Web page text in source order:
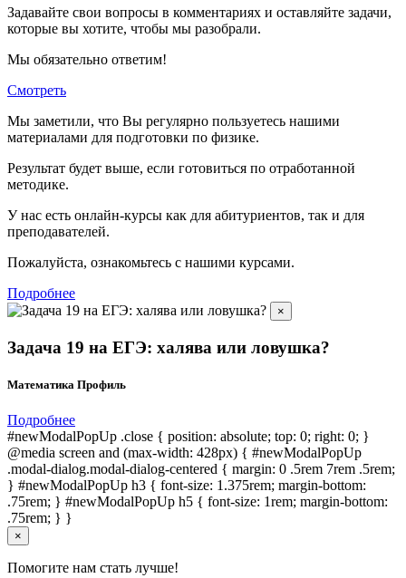
Задавайте свои вопросы в комментариях и оставляйте задачи,
которые вы хотите, чтобы мы разобрали.
Мы обязательно ответим!
Смотреть
Мы заметили, что Вы регулярно пользуетесь нашими
материалами для подготовки по физике.
Результат будет выше, если готовиться по отработанной
методике.
У нас есть онлайн-курсы как для абитуриентов, так и для
преподавателей.
Пожалуйста, ознакомьтесь с нашими курсами.
Подробнее
×
Задача 19 на ЕГЭ: халява или ловушка?
Математика Профиль
Подробнее
#newModalPopUp .close { position: absolute; top: 0; right: 0; }
@media screen and (max-width: 428px) { #newModalPopUp
.modal-dialog.modal-dialog-centered { margin: 0 .5rem 7rem .5rem;
} #newModalPopUp h3 { font-size: 1.375rem; margin-bottom:
.75rem; } #newModalPopUp h5 { font-size: 1rem; margin-bottom:
.75rem; } }
×
Помогите нам стать лучше!